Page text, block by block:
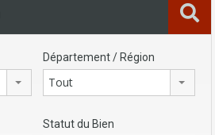
Département / Région
Tout
Statut du Bien